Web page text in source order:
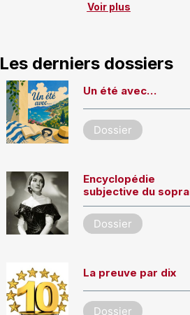
Voir plus
Les derniers dossiers
Un été avec…
Dossier
Encyclopédie
subjective du
Dossier
La preuve par dix
Dossier